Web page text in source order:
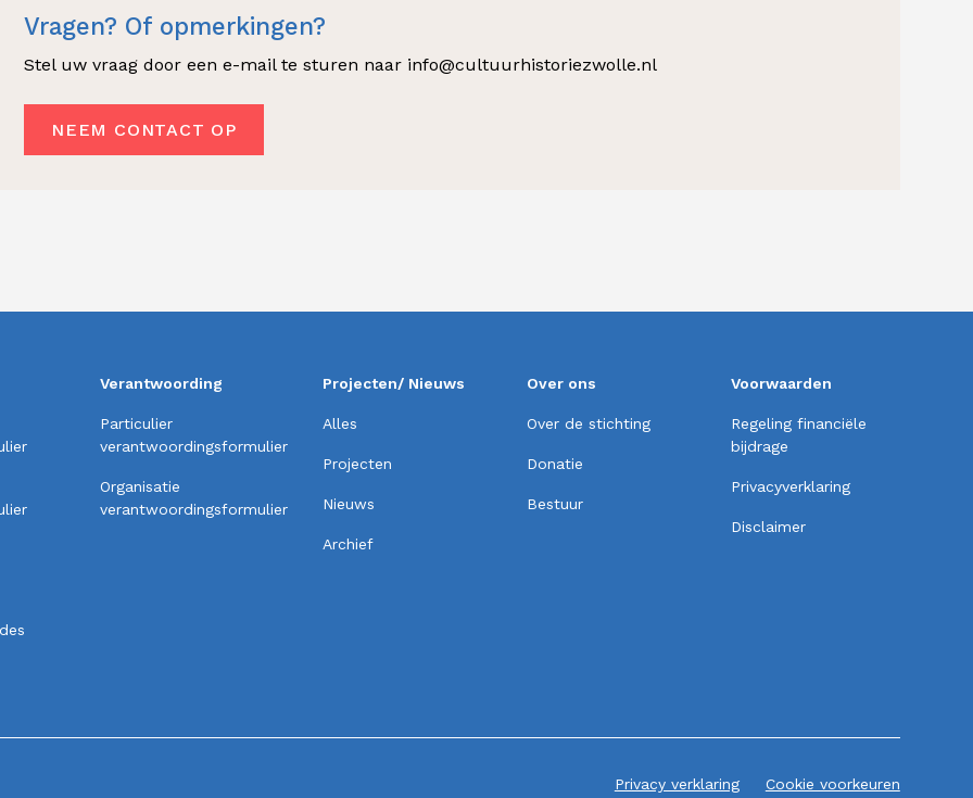
Vragen? Of opmerkingen?
Stel uw vraag door een e-mail te sturen naar info@cultuurhistoriezwolle.nl
NEEM CONTACT OP
Verantwoording
Particulier
verantwoordingsformulier
Organisatie
verantwoordingsformulier
Projecten/ Nieuws
Alles
Projecten
Nieuws
Archief
Over ons
Over de stichting
Donatie
Bestuur
Voorwaarden
Regeling financiële
bijdrage
Privacyverklaring
Disclaimer
Privacy verklaring Cookie voorkeuren